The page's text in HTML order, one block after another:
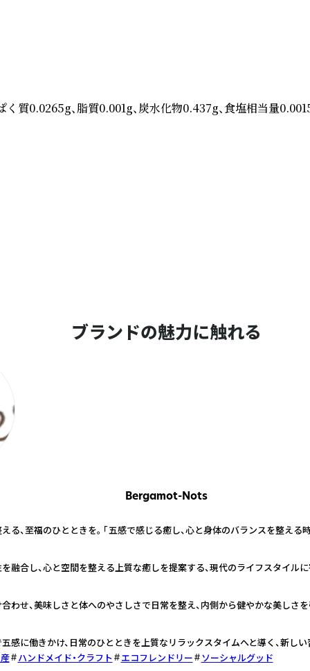
く質0.0265g、脂質0.001g、炭水化物0.437g、食塩
ブランドの魅力に触れる
Bergamot-Nots
る、至福のひとときを。 「五感で感じる癒し、心と身体のバランスを整える時
融合し、心と空間を整える上質な癒しを提案する、現代のライフスタイル
わせ、美味しさと体へのやさしさで日常を整え、内側から健やかな美しさ
感に働きかけ、日常のひとときを上質なリラックスタイムへと導く、新し
ハンドメイド・クラフト エコフレンドリー ソーシャルグッド